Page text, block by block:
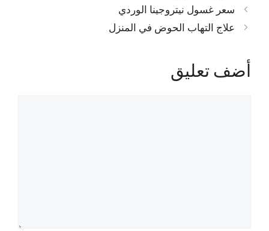
سعر غسول نيتروجينا الوردي
علاج التهاب الحوض في المنزل
أضف تعليق